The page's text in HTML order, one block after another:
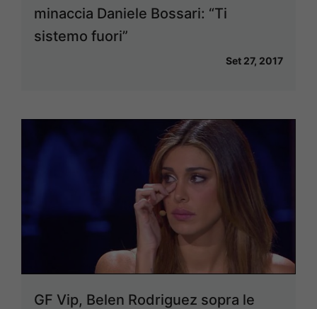
minaccia Daniele Bossari: “Ti
sistemo fuori”
Set 27, 2017
GF Vip, Belen Rodriguez sopra le